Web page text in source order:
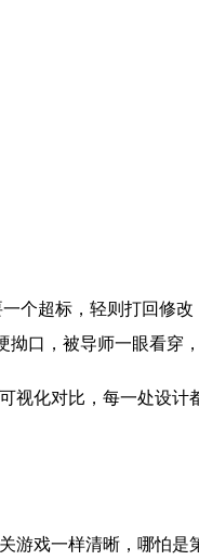
个超标，轻则打回修改
拗口，被导师一眼看穿
视化对比，每一处设
关游戏一样清晰，哪怕